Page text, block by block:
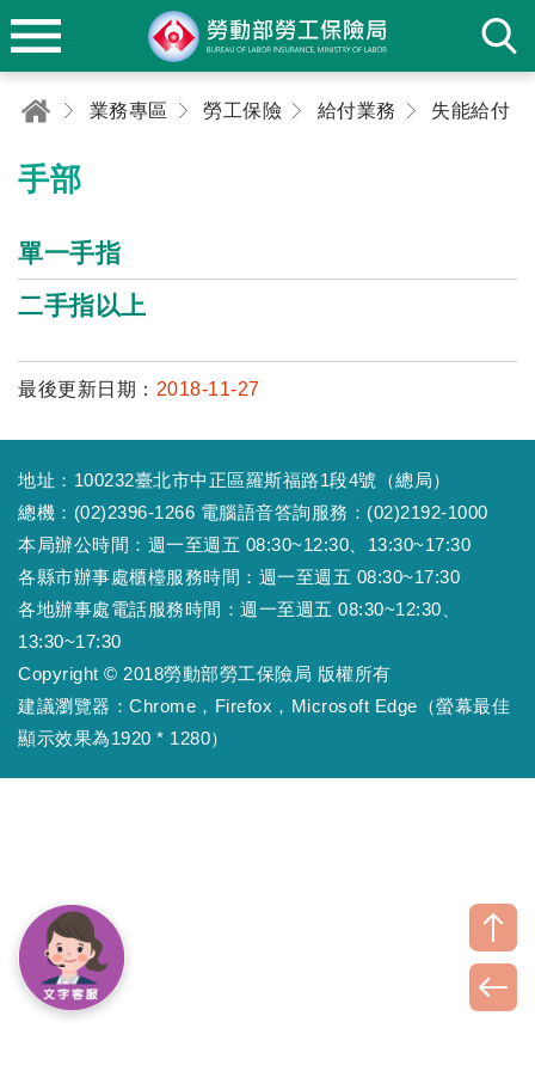
業務專區 勞工保險 給付業務 失能給付
手部
單一手指
二手指以上
最後更新日期： 2018-11-27
地址：100232臺北市中正區羅斯福路1段4號（總局）
總機：(02)2396-1266 電腦語音答詢服務：(02)2192-1000
本局辦公時間：週一至週五 08:30~12:30、13:30~17:30
各縣市辦事處櫃檯服務時間：週一至週五 08:30~17:30
各地辦事處電話服務時間：週一至週五 08:30~12:30、
13:30~17:30
Copyright © 2018勞動部勞工保險局 版權所有
建議瀏覽器：Chrome，Firefox，Microsoft Edge（螢幕最佳
顯示效果為1920 * 1280）